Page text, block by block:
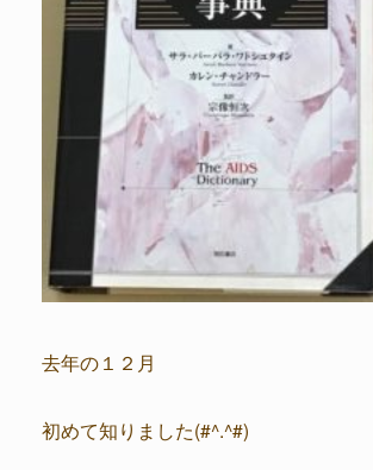
去年の１２月
初めて知りました(#^.^#)